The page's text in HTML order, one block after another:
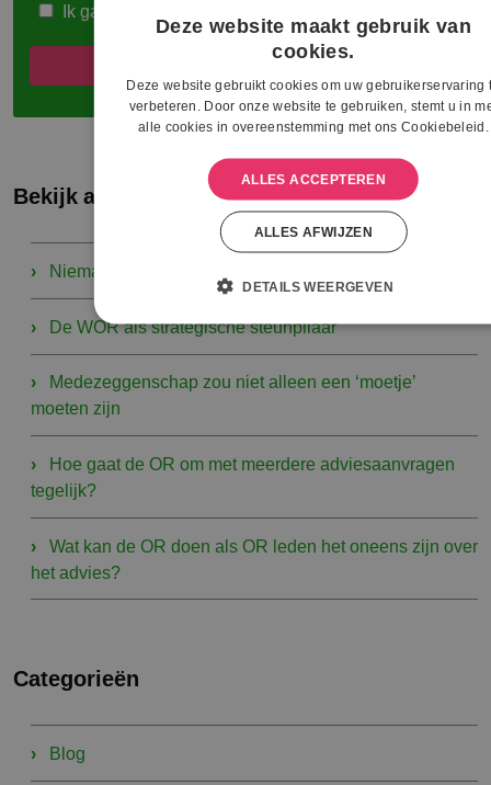
Ik ga akkoord met het
Bekijk andere artikelen
Niemand overboord
De WOR als strategische steunpilaar
Medezeggenschap zou niet alleen een ‘moetje’
moeten zijn
Hoe gaat de OR om met meerdere adviesaanvragen
tegelijk?
Wat kan de OR doen als OR leden het oneens zijn over
het advies?
Categorieën
Blog
Deze website maakt gebruik van
cookies.
Deze website gebruikt cookies om uw gebruikerservaring
verbeteren. Door onze website te gebruiken, stemt u in
alle cookies in overeenstemming met ons Cookiebeleid.
ALLES ACCEPTEREN
ALLES AFWIJZEN
DETAILS WEERGEVEN